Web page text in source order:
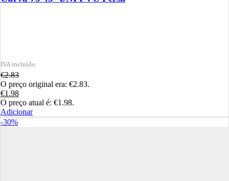
€2.83
O preço original era: €2.83.
€1.98
O preço atual é: €1.98.
Adicionar
-30%